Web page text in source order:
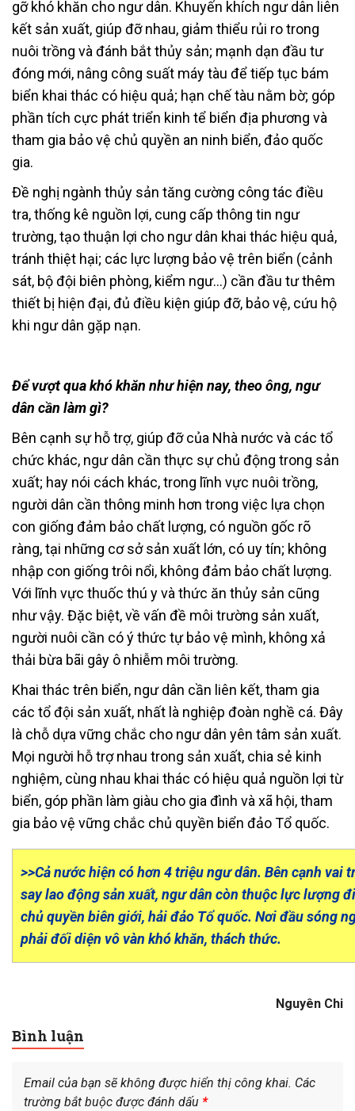
gỡ khó khăn cho ngư dân. Khuyến khích ngư dân liên
kết sản xuất, giúp đỡ nhau, giảm thiểu rủi ro trong
nuôi trồng và đánh bắt thủy sản; mạnh dạn đầu tư
đóng mới, nâng công suất máy tàu để tiếp tục bám
biển khai thác có hiệu quả; hạn chế tàu nằm bờ; góp
phần tích cực phát triển kinh tể biển địa phương và
tham gia bảo vệ chủ quyền an ninh biển, đảo quốc
gia.
Đề nghị ngành thủy sản tăng cường công tác điều
tra, thống kê nguồn lợi, cung cấp thông tin ngư
trường, tạo thuận lợi cho ngư dân khai thác hiệu quả,
tránh thiệt hại; các lực lượng bảo vệ trên biển (cảnh
sát, bộ đội biên phòng, kiểm ngư…) cần đầu tư thêm
thiết bị hiện đại, đủ điều kiện giúp đỡ, bảo vệ, cứu hộ
khi ngư dân gặp nạn.
Để vượt qua khó khăn như hiện nay, theo ông, ngư
dân cần làm gì?
Bên cạnh sự hỗ trợ, giúp đỡ của Nhà nước và các tổ
chức khác, ngư dân cần thực sự chủ động trong sản
xuất; hay nói cách khác, trong lĩnh vực nuôi trồng,
người dân cần thông minh hơn trong việc lựa chọn
con giống đảm bảo chất lượng, có nguồn gốc rõ
ràng, tại những cơ sở sản xuất lớn, có uy tín; không
nhập con giống trôi nổi, không đảm bảo chất lượng.
Với lĩnh vực thuốc thú y và thức ăn thủy sản cũng
như vậy. Đặc biệt, về vấn đề môi trường sản xuất,
người nuôi cần có ý thức tự bảo vệ mình, không xả
thải bừa bãi gây ô nhiễm môi trường.
Khai thác trên biển, ngư dân cần liên kết, tham gia
các tổ đội sản xuất, nhất là nghiệp đoàn nghề cá. Đây
là chỗ dựa vững chắc cho ngư dân yên tâm sản xuất.
Mọi người hỗ trợ nhau trong sản xuất, chia sẻ kinh
nghiệm, cùng nhau khai thác có hiệu quả nguồn lợi từ
biển, góp phần làm giàu cho gia đình và xã hội, tham
gia bảo vệ vững chắc chủ quyền biển đảo Tổ quốc.
>>Cả nước hiện có hơn 4 triệu ngư dân. Bên cạnh vai
say lao động sản xuất, ngư dân còn thuộc lực lượng
chủ quyền biên giới, hải đảo Tổ quốc. Nơi đầu sóng
phải đối diện vô vàn khó khăn, thách thức.
Nguyên Chi
Bình luận
Email của bạn sẽ không được hiển thị công khai. Các
trường bắt buộc được đánh dấu *